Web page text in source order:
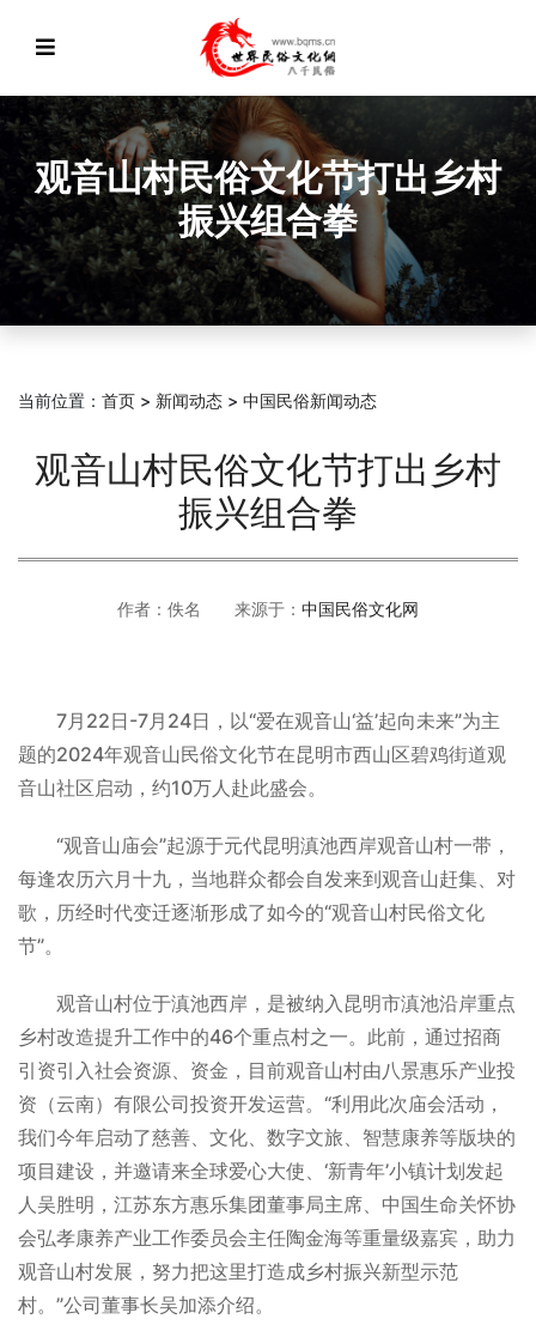
观音山村民俗文化节打出乡村
振兴组合拳
当前位置： 首页 > 新闻动态 > 中国民俗新闻动态
观音山村民俗文化节打出乡村
振兴组合拳
作者：佚名 来源于： 中国民俗文化网
7月22日-7月24日，以“爱在观音山‘益’起向未来”为主
题的2024年观音山民俗文化节在昆明市西山区碧鸡街道观
音山社区启动，约10万人赴此盛会。
“观音山庙会”起源于元代昆明滇池西岸观音山村一带，
每逢农历六月十九，当地群众都会自发来到观音山赶集、对
歌，历经时代变迁逐渐形成了如今的“观音山村民俗文化
节”。
观音山村位于滇池西岸，是被纳入昆明市滇池沿岸重点
乡村改造提升工作中的46个重点村之一。此前，通过招商
引资引入社会资源、资金，目前观音山村由八景惠乐产业投
资（云南）有限公司投资开发运营。“利用此次庙会活动，
我们今年启动了慈善、文化、数字文旅、智慧康养等版块的
项目建设，并邀请来全球爱心大使、‘新青年’小镇计划发起
人吴胜明，江苏东方惠乐集团董事局主席、中国生命关怀协
会弘孝康养产业工作委员会主任陶金海等重量级嘉宾，助力
观音山村发展，努力把这里打造成乡村振兴新型示范
村。”公司董事长吴加添介绍。